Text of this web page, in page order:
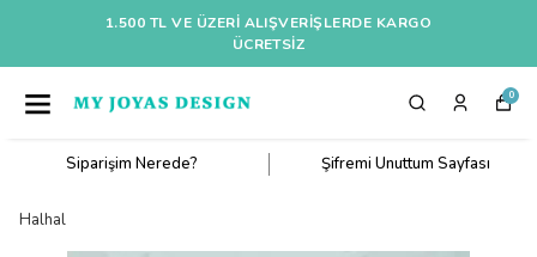
1.500 TL VE ÜZERI ALIŞVERIŞLERDE KARGO
ÜCRETSİZ
0
Siparişim Nerede? Şifremi Unuttum Sayfası
Halhal